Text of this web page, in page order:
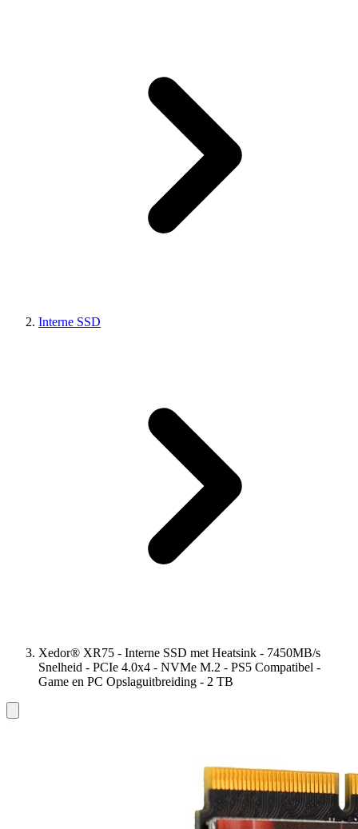
Interne SSD
Xedor® XR75 - Interne SSD met Heatsink - 7450MB/s
Snelheid - PCIe 4.0x4 - NVMe M.2 - PS5 Compatibel -
Game en PC Opslaguitbreiding - 2 TB